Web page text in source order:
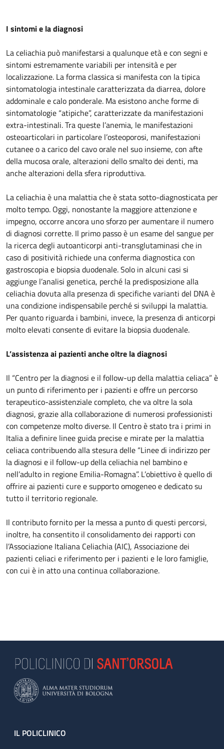
I sintomi e la diagnosi
La celiachia può manifestarsi a qualunque età e con segni e
sintomi estremamente variabili per intensità e per
localizzazione. La forma classica si manifesta con la tipica
sintomatologia intestinale caratterizzata da diarrea, dolore
addominale e calo ponderale. Ma esistono anche forme di
sintomatologie “atipiche”, caratterizzate da manifestazioni
extra-intestinali. Tra queste l’anemia, le manifestazioni
osteoarticolari in particolare l’osteoporosi, manifestazioni
cutanee o a carico del cavo orale nel suo insieme, con afte
della mucosa orale, alterazioni dello smalto dei denti, ma
anche alterazioni della sfera riproduttiva.
La celiachia è una malattia che è stata sotto-diagnosticata per
molto tempo. Oggi, nonostante la maggiore attenzione e
impegno, occorre ancora uno sforzo per aumentare il numero
di diagnosi corrette. Il primo passo è un esame del sangue per
la ricerca degli autoanticorpi anti-transglutaminasi che in
caso di positività richiede una conferma diagnostica con
gastroscopia e biopsia duodenale. Solo in alcuni casi si
aggiunge l’analisi genetica, perché la predisposizione alla
celiachia dovuta alla presenza di specifiche varianti del DNA è
una condizione indispensabile perché si sviluppi la malattia.
Per quanto riguarda i bambini, invece, la presenza di anticorpi
molto elevati consente di evitare la biopsia duodenale.
L’assistenza ai pazienti anche oltre la diagnosi
Il “Centro per la diagnosi e il follow-up della malattia celiaca” è
un punto di riferimento per i pazienti e offre un percorso
terapeutico-assistenziale completo, che va oltre la sola
diagnosi, grazie alla collaborazione di numerosi professionisti
con competenze molto diverse. Il Centro è stato tra i primi in
Italia a definire linee guida precise e mirate per la malattia
celiaca contribuendo alla stesura delle “Linee di indirizzo per
la diagnosi e il follow-up della celiachia nel bambino e
nell’adulto in regione Emilia-Romagna”. L’obiettivo è quello di
offrire ai pazienti cure e supporto omogeneo e dedicato su
tutto il territorio regionale.
Il contributo fornito per la messa a punto di questi percorsi,
inoltre, ha consentito il consolidamento dei rapporti con
l’Associazione Italiana Celiachia (AIC), Associazione dei
pazienti celiaci e riferimento per i pazienti e le loro famiglie,
con cui è in atto una continua collaborazione.
Footer
IL POLICLINICO